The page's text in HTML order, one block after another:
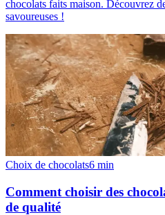
chocolats faits maison. Découvrez
savoureuses !
Choix de chocolats6 min
Comment choisir des
de qualité